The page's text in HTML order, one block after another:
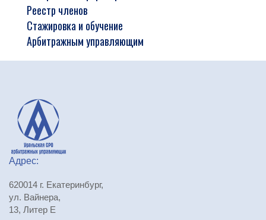
Реестр членов
Стажировка и обучение
Арбитражным управляющим
Адрес:
620014 г. Екатеринбург,
ул. Вайнера,
13, Литер Е